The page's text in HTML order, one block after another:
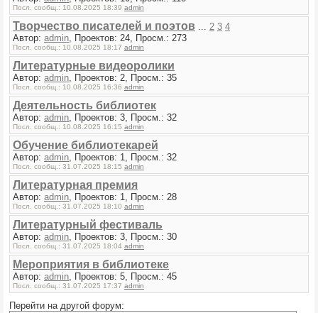
Посл. сообщ.: 10.08.2025 18:39 admin
Творчество писателей и поэтов ... 2 3 4
Автор: admin, Проектов: 24, Просм.: 273
Посл. сообщ.: 10.08.2025 18:17 admin
Литературные видеоролики
Автор: admin, Проектов: 2, Просм.: 35
Посл. сообщ.: 10.08.2025 16:36 admin
Деятельность библиотек
Автор: admin, Проектов: 3, Просм.: 32
Посл. сообщ.: 10.08.2025 16:15 admin
Обучение библиотекарей
Автор: admin, Проектов: 1, Просм.: 32
Посл. сообщ.: 31.07.2025 18:15 admin
Литературная премия
Автор: admin, Проектов: 1, Просм.: 28
Посл. сообщ.: 31.07.2025 18:10 admin
Литературный фестиваль
Автор: admin, Проектов: 3, Просм.: 30
Посл. сообщ.: 31.07.2025 18:04 admin
Мероприятия в библиотеке
Автор: admin, Проектов: 5, Просм.: 45
Посл. сообщ.: 31.07.2025 17:37 admin
Перейти на другой форум: